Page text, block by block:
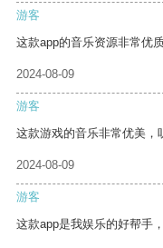
游客
这款app的音乐资源非常优
2024-08-09
游客
这款游戏的音乐非常优美，
2024-08-09
游客
这款app是我娱乐的好帮手